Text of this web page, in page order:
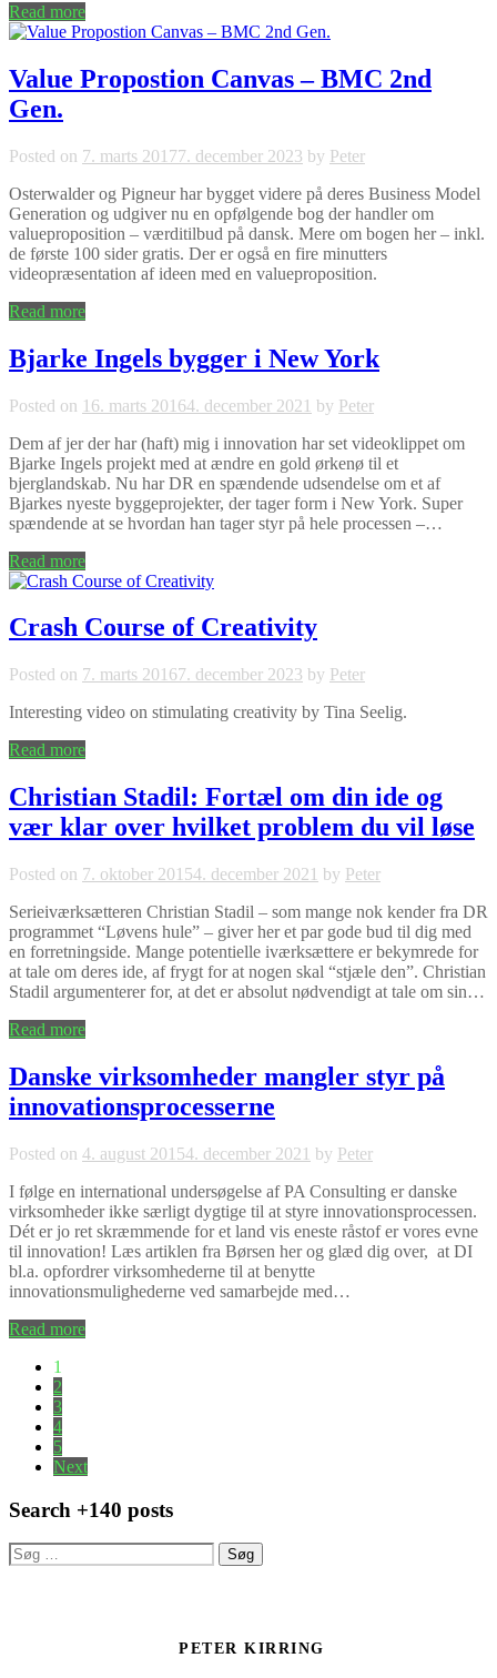
Read more
Value Propostion Canvas – BMC 2nd
Gen.
Posted on 7. marts 20177. december 2023 by Peter
Osterwalder og Pigneur har bygget videre på deres Business Model
Generation og udgiver nu en opfølgende bog der handler om
valueproposition – værditilbud på dansk. Mere om bogen her – inkl.
de første 100 sider gratis. Der er også en fire minutters
videopræsentation af ideen med en valueproposition.
Read more
Bjarke Ingels bygger i New York
Posted on 16. marts 20164. december 2021 by Peter
Dem af jer der har (haft) mig i innovation har set videoklippet om
Bjarke Ingels projekt med at ændre en gold ørkenø til et
bjerglandskab. Nu har DR en spændende udsendelse om et af
Bjarkes nyeste byggeprojekter, der tager form i New York. Super
spændende at se hvordan han tager styr på hele processen –…
Read more
Crash Course of Creativity
Posted on 7. marts 20167. december 2023 by Peter
Interesting video on stimulating creativity by Tina Seelig.
Read more
Christian Stadil: Fortæl om din ide og
vær klar over hvilket problem du vil løse
Posted on 7. oktober 20154. december 2021 by Peter
Serieiværksætteren Christian Stadil – som mange nok kender fra DR
programmet “Løvens hule” – giver her et par gode bud til dig med
en forretningside. Mange potentielle iværksættere er bekymrede for
at tale om deres ide, af frygt for at nogen skal “stjæle den”. Christian
Stadil argumenterer for, at det er absolut nødvendigt at tale om sin…
Read more
Danske virksomheder mangler styr på
innovationsprocesserne
Posted on 4. august 20154. december 2021 by Peter
I følge en international undersøgelse af PA Consulting er danske
virksomheder ikke særligt dygtige til at styre innovationsprocessen.
Dét er jo ret skræmmende for et land vis eneste råstof er vores evne
til innovation! Læs artiklen fra Børsen her og glæd dig over, at DI
bl.a. opfordrer virksomhederne til at benytte
innovationsmulighederne ved samarbejde med…
Read more
Indlægsinddeling
1
2
3
4
5
Next
Search +140 posts
Søg
efter:
PETER KIRRING